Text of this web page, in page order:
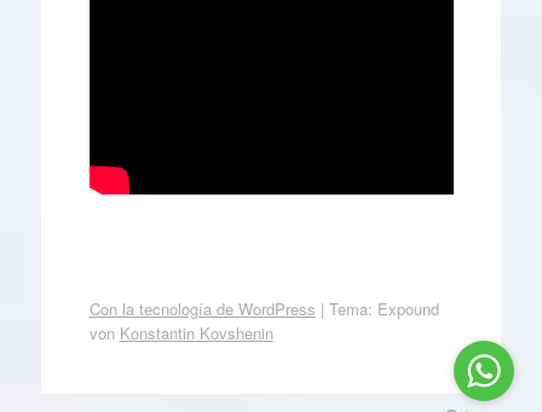
Con la tecnología de WordPress | Tema: Expound
von Konstantin Kovshenin